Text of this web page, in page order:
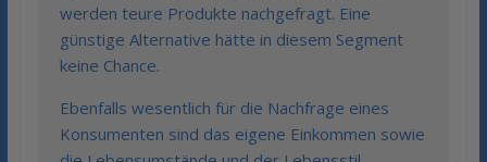
werden teure Produkte nachgefragt. Eine
günstige Alternative hätte in diesem Segment
keine Chance.
Ebenfalls wesentlich für die Nachfrage eines
Konsumenten sind das eigene Einkommen sowie